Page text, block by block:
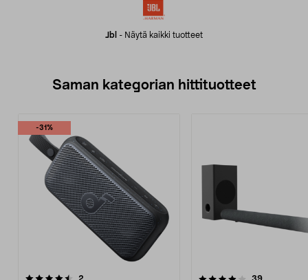
Jbl - Näytä kaikki tuotteet
Saman kategorian hittituotteet
-31%
4.0 viidestä
arvostelut
4.0 viidestä